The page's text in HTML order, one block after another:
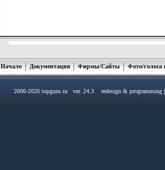
Начало Документация Фирмы/Сайты Фото/голоса
2006-2026 topguns.ru ver. 24.3 redesign & programming